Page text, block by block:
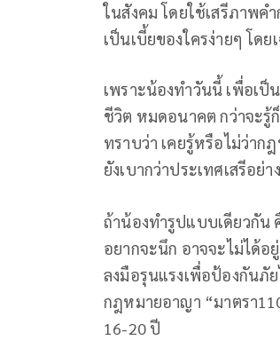
ในสังคม โดยใช้เสรีภาพค
เป็นเบี้ยของใครง่ายๆ โด
เพราะน้องทำวันนี้ เพื่อเ
ชีวิต หมดอนาคต กว่าจะรู้
ทราบว่า เคยรู้หรือไม่ว่า
ยังเบากว่าประเทศเสรีอย่
ถ้าน้องทำรูปแบบเดียวกัน
อยากจะนึก อาจจะไม่ได้
ลงมือรุนแรงเพื่อป้องกันภั
กฎหมายอาญา “มาตรา
16-20 ปี